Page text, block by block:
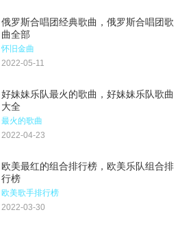
俄罗斯合唱团经典歌曲，俄罗斯合唱团歌
曲全部
怀旧金曲
2022-05-11
好妹妹乐队最火的歌曲，好妹妹乐队歌曲
大全
最火的歌曲
2022-04-23
欧美最红的组合排行榜，欧美乐队组合排
行榜
欧美歌手排行榜
2022-03-30